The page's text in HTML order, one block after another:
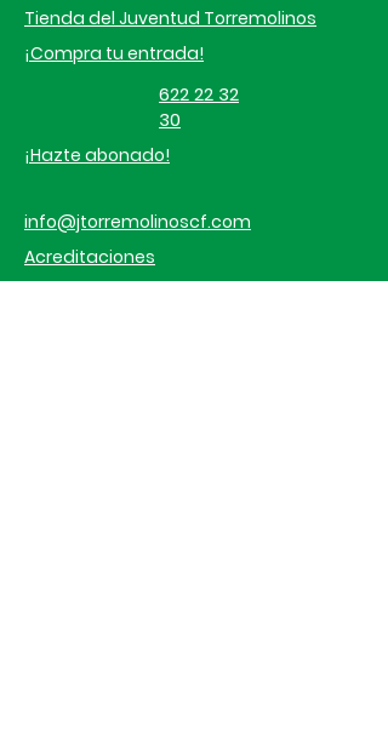
Tienda del Juventud Torremolinos
¡Compra tu entrada!
622 22 32
30
¡Hazte abonado!
info@jtorremolinoscf.com
Acreditaciones